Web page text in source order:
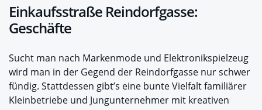
Einkaufsstraße Reindorfgasse:
Geschäfte
Sucht man nach Markenmode und Elektronikspielzeug
wird man in der Gegend der Reindorfgasse nur schwer
fündig. Stattdessen gibt’s eine bunte Vielfalt familiärer
Kleinbetriebe und Jungunternehmer mit kreativen